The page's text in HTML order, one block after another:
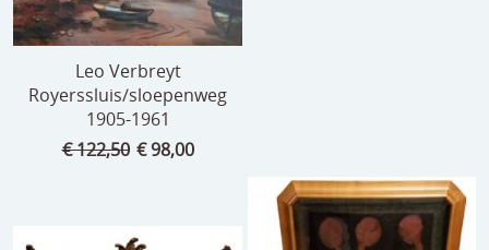
Leo Verbreyt
Royerssluis/sloepenweg
1905-1961
€ 122,50 € 98,00